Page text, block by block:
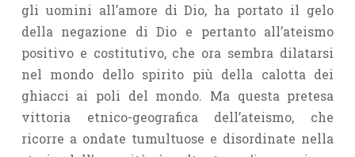
gli uomini all’amore di Dio, ha portato il gelo
della negazione di Dio e pertanto all’ateismo
positivo e costitutivo, che ora sembra dilatarsi
nel mondo dello spirito più della calotta dei
ghiacci ai poli del mondo. Ma questa pretesa
vittoria etnico-geografica dell’ateismo, che
ricorre a ondate tumultuose e disordinate nella